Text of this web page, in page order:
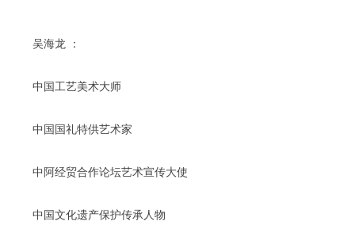
吴海龙 ：
中国工艺美术大师
中国国礼特供艺术家
中阿经贸合作论坛艺术宣传大使
中国文化遗产保护传承人物